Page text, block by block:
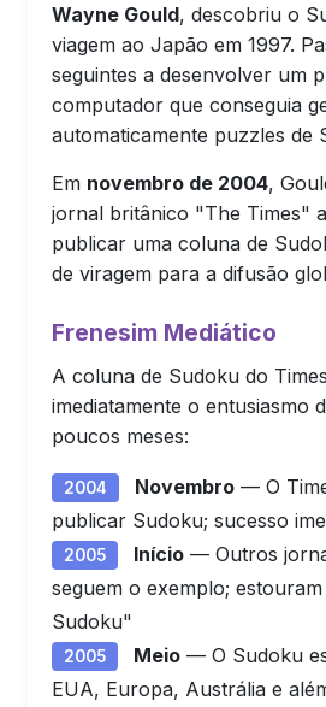
Wayne Gould, descobriu o
viagem ao Japão em 1997.
seguintes a desenvolver um
computador que conseguia
automaticamente puzzles de
Em novembro de 2004,
jornal britânico "The Times"
publicar uma coluna de
de viragem para a difusão
Frenesim Mediático
A coluna de Sudoku do
imediatamente o entusiasmo
poucos meses:
2004 Novembro — O
publicar Sudoku; sucesso
2005 Início — Outros
seguem o exemplo;
Sudoku"
2005 Meio — O Sudoku
EUA, Europa, Austrália e